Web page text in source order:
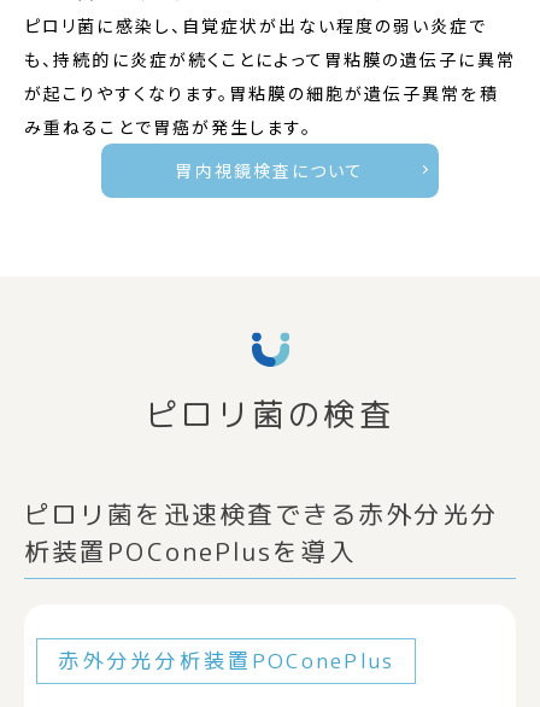
ピロリ菌に感染し、自覚症状が出ない程度の弱い炎症で
も、持続的に炎症が続くことによって胃粘膜の遺伝子に異常
が起こりやすくなります。胃粘膜の細胞が遺伝子異常を積
み重ねることで胃癌が発生します。
胃内視鏡検査について
ピロリ菌の検査
ピロリ菌を迅速検査できる赤外分光分
析装置POConePlusを導入
赤外分光分析装置POConePlus